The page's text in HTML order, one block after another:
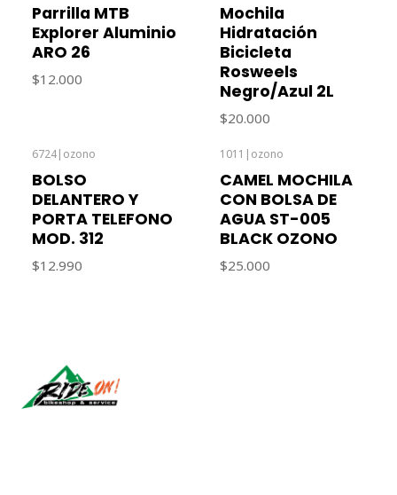
Parrilla MTB
Explorer Aluminio
ARO 26
$12.000
Mochila
Hidratación
Bicicleta
Rosweels
Negro/Azul 2L
$20.000
6724| ozono
BOLSO
DELANTERO Y
PORTA TELEFONO
MOD. 312
$12.990
1011 | ozono
CAMEL MOCHILA
CON BOLSA DE
AGUA ST-005
BLACK OZONO
$25.000